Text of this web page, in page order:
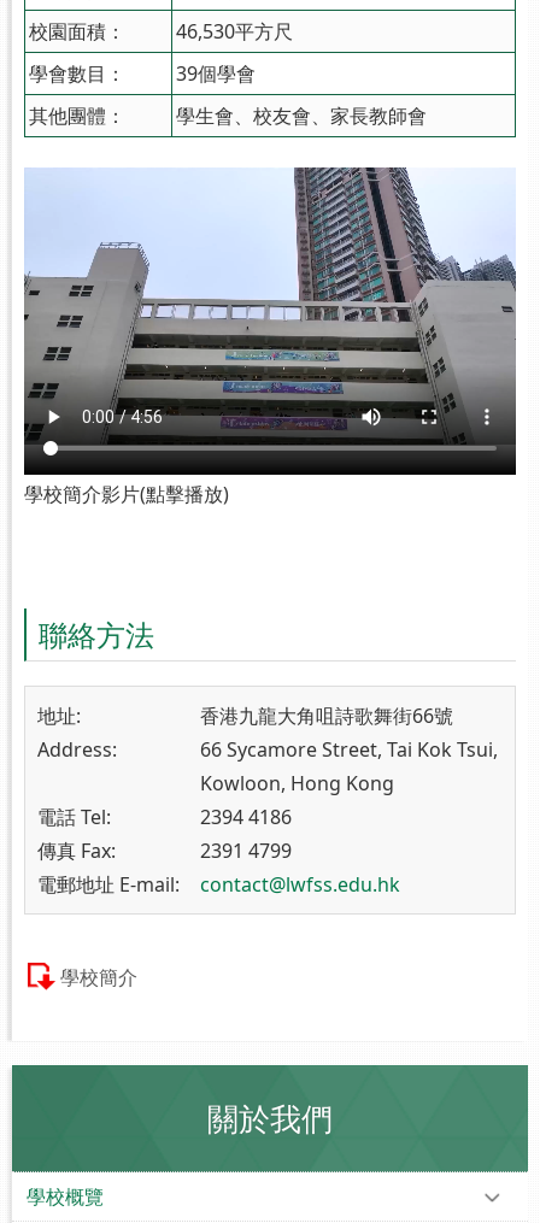
校園面積：
46,530平方尺
學會數目：
39個學會
其他團體：
學生會、校友會、家長教師會
學校簡介影片(點擊播放)
聯絡方法
地址:
香港九龍大角咀詩歌舞街66號
Address:
66 Sycamore Street, Tai Kok Tsui,
Kowloon, Hong Kong
電話 Tel:
2394 4186
傳真 Fax:
2391 4799
電郵地址 E-mail:
contact@lwfss.edu.hk
學校簡介
關於我們
學校概覽